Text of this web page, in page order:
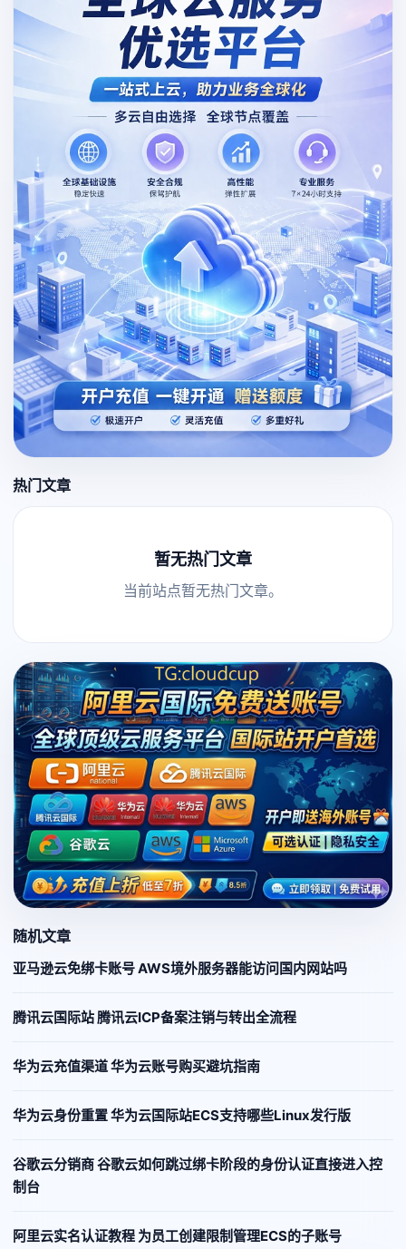
热门文章
暂无热门文章
当前站点暂无热门文章。
随机文章
亚马逊云免绑卡账号 AWS境外服务器能访问国内网站吗
腾讯云国际站 腾讯云ICP备案注销与转出全流程
华为云充值渠道 华为云账号购买避坑指南
华为云身份重置 华为云国际站ECS支持哪些Linux发行版
谷歌云分销商 谷歌云如何跳过绑卡阶段的身份认证直接进入控
制台
阿里云实名认证教程 为员工创建限制管理ECS的子账号